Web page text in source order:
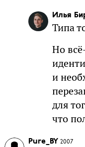
Илья
Типа
Но
и
для
что
Pure_BY 2007